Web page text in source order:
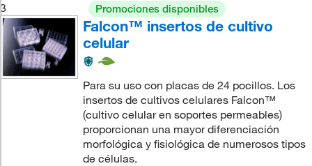
3 Promociones disponibles
Falcon™ insertos de cultivo
celular
Para su uso con placas de 24 pocillos. Los
insertos de cultivos celulares Falcon™
(cultivo celular en soportes permeables)
proporcionan una mayor diferenciación
morfológica y fisiológica de numerosos tipos
de células.